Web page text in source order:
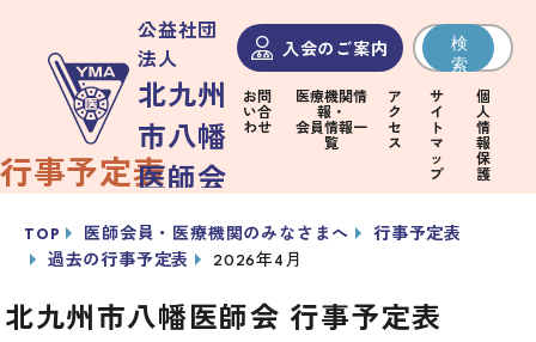
公益社団
法人
北九州
市八幡
医師会
入会のご案内
検
索
お問
い合
わせ
医療機関情
報・
会員情報一
覧
ア
ク
セ
ス
サ
イ
ト
マ
ッ
プ
個
人
情
報
保
護
北九
八幡
市民
員・
介護
行事予定表
TOP 医師会員・医療機関のみなさまへ
行事予定表
過去の行事予定表
2026年4月
北九州市八幡医師会 行事予定表